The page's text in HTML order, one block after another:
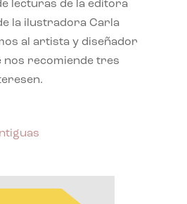
lecturas de la editora
la ilustradora Carla
al artista y diseñador
nos recomiende tres